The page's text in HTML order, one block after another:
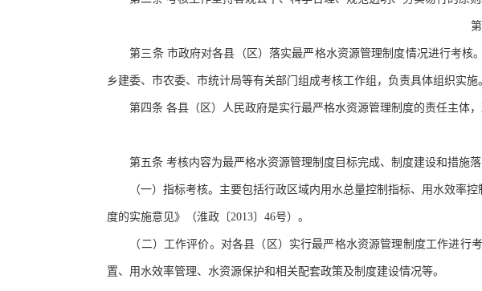
第三条 市政府对各县（区）落实最严格水资源管理制度情况进行考
乡建委、市农委、市统计局等有关部门组成考核工作组，负责具体组织实施
第四条 各县（区）人民政府是实行最严格水资源管理制度的责任主体
第五条 考核内容为最严格水资源管理制度目标完成、制度建设和措施落
（一）指标考核。主要包括行政区域内用水总量控制指标、用水效率控
度的实施意见》（淮政〔2013〕46号）。
（二）工作评价。对各县（区）实行最严格水资源管理制度工作进行
置、用水效率管理、水资源保护和相关配套政策及制度建设情况等。